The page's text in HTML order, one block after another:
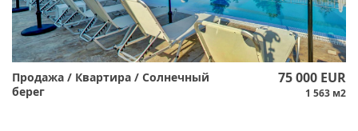
Продажа / Квартира / Солнечный
берег
75 000 EUR
1 563 м2